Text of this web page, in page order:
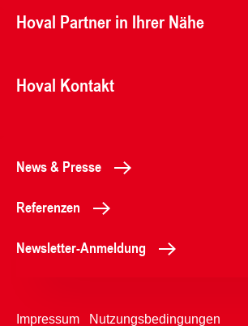
Hoval Partner in Ihrer Nähe
Hoval Kontakt
News & Presse
Referenzen
Newsletter-Anmeldung
Impressum Nutzungsbedingungen